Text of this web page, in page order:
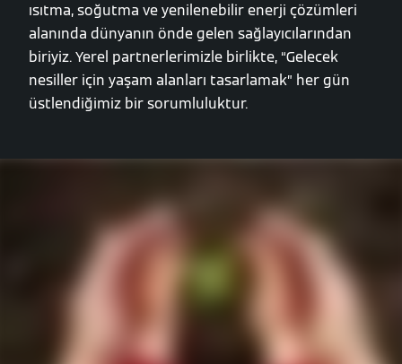
ısıtma, soğutma ve yenilenebilir enerji çözümleri
alanında dünyanın önde gelen sağlayıcılarından
biriyiz. Yerel partnerlerimizle birlikte, “Gelecek
nesiller için yaşam alanları tasarlamak” her gün
üstlendiğimiz bir sorumluluktur.